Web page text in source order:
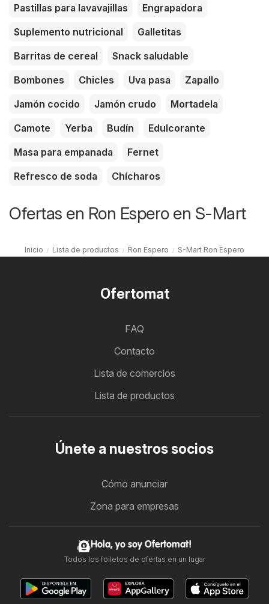
Pastillas para lavavajillas
Engrapadora
Suplemento nutricional
Galletitas
Barritas de cereal
Snack saludable
Bombones
Chicles Uva pasa
Zapallo
Jamón cocido
Jamón crudo
Mortadela
Camote
Yerba Budín
Edulcorante
Masa para empanada
Fernet
Refresco de soda
Chícharos
Ofertas en Ron Espero en S-Mart
Inicio Lista de productos Ron Espero S-Mart Ron Espero
Ofertomat
FAQ
Contacto
Lista de comercios
Lista de productos
Únete a nuestros socios
Cómo anunciar
Zona para empresas
Hola, yo soy Ofertomat!
Todos los folletos de ofertas en un lugar